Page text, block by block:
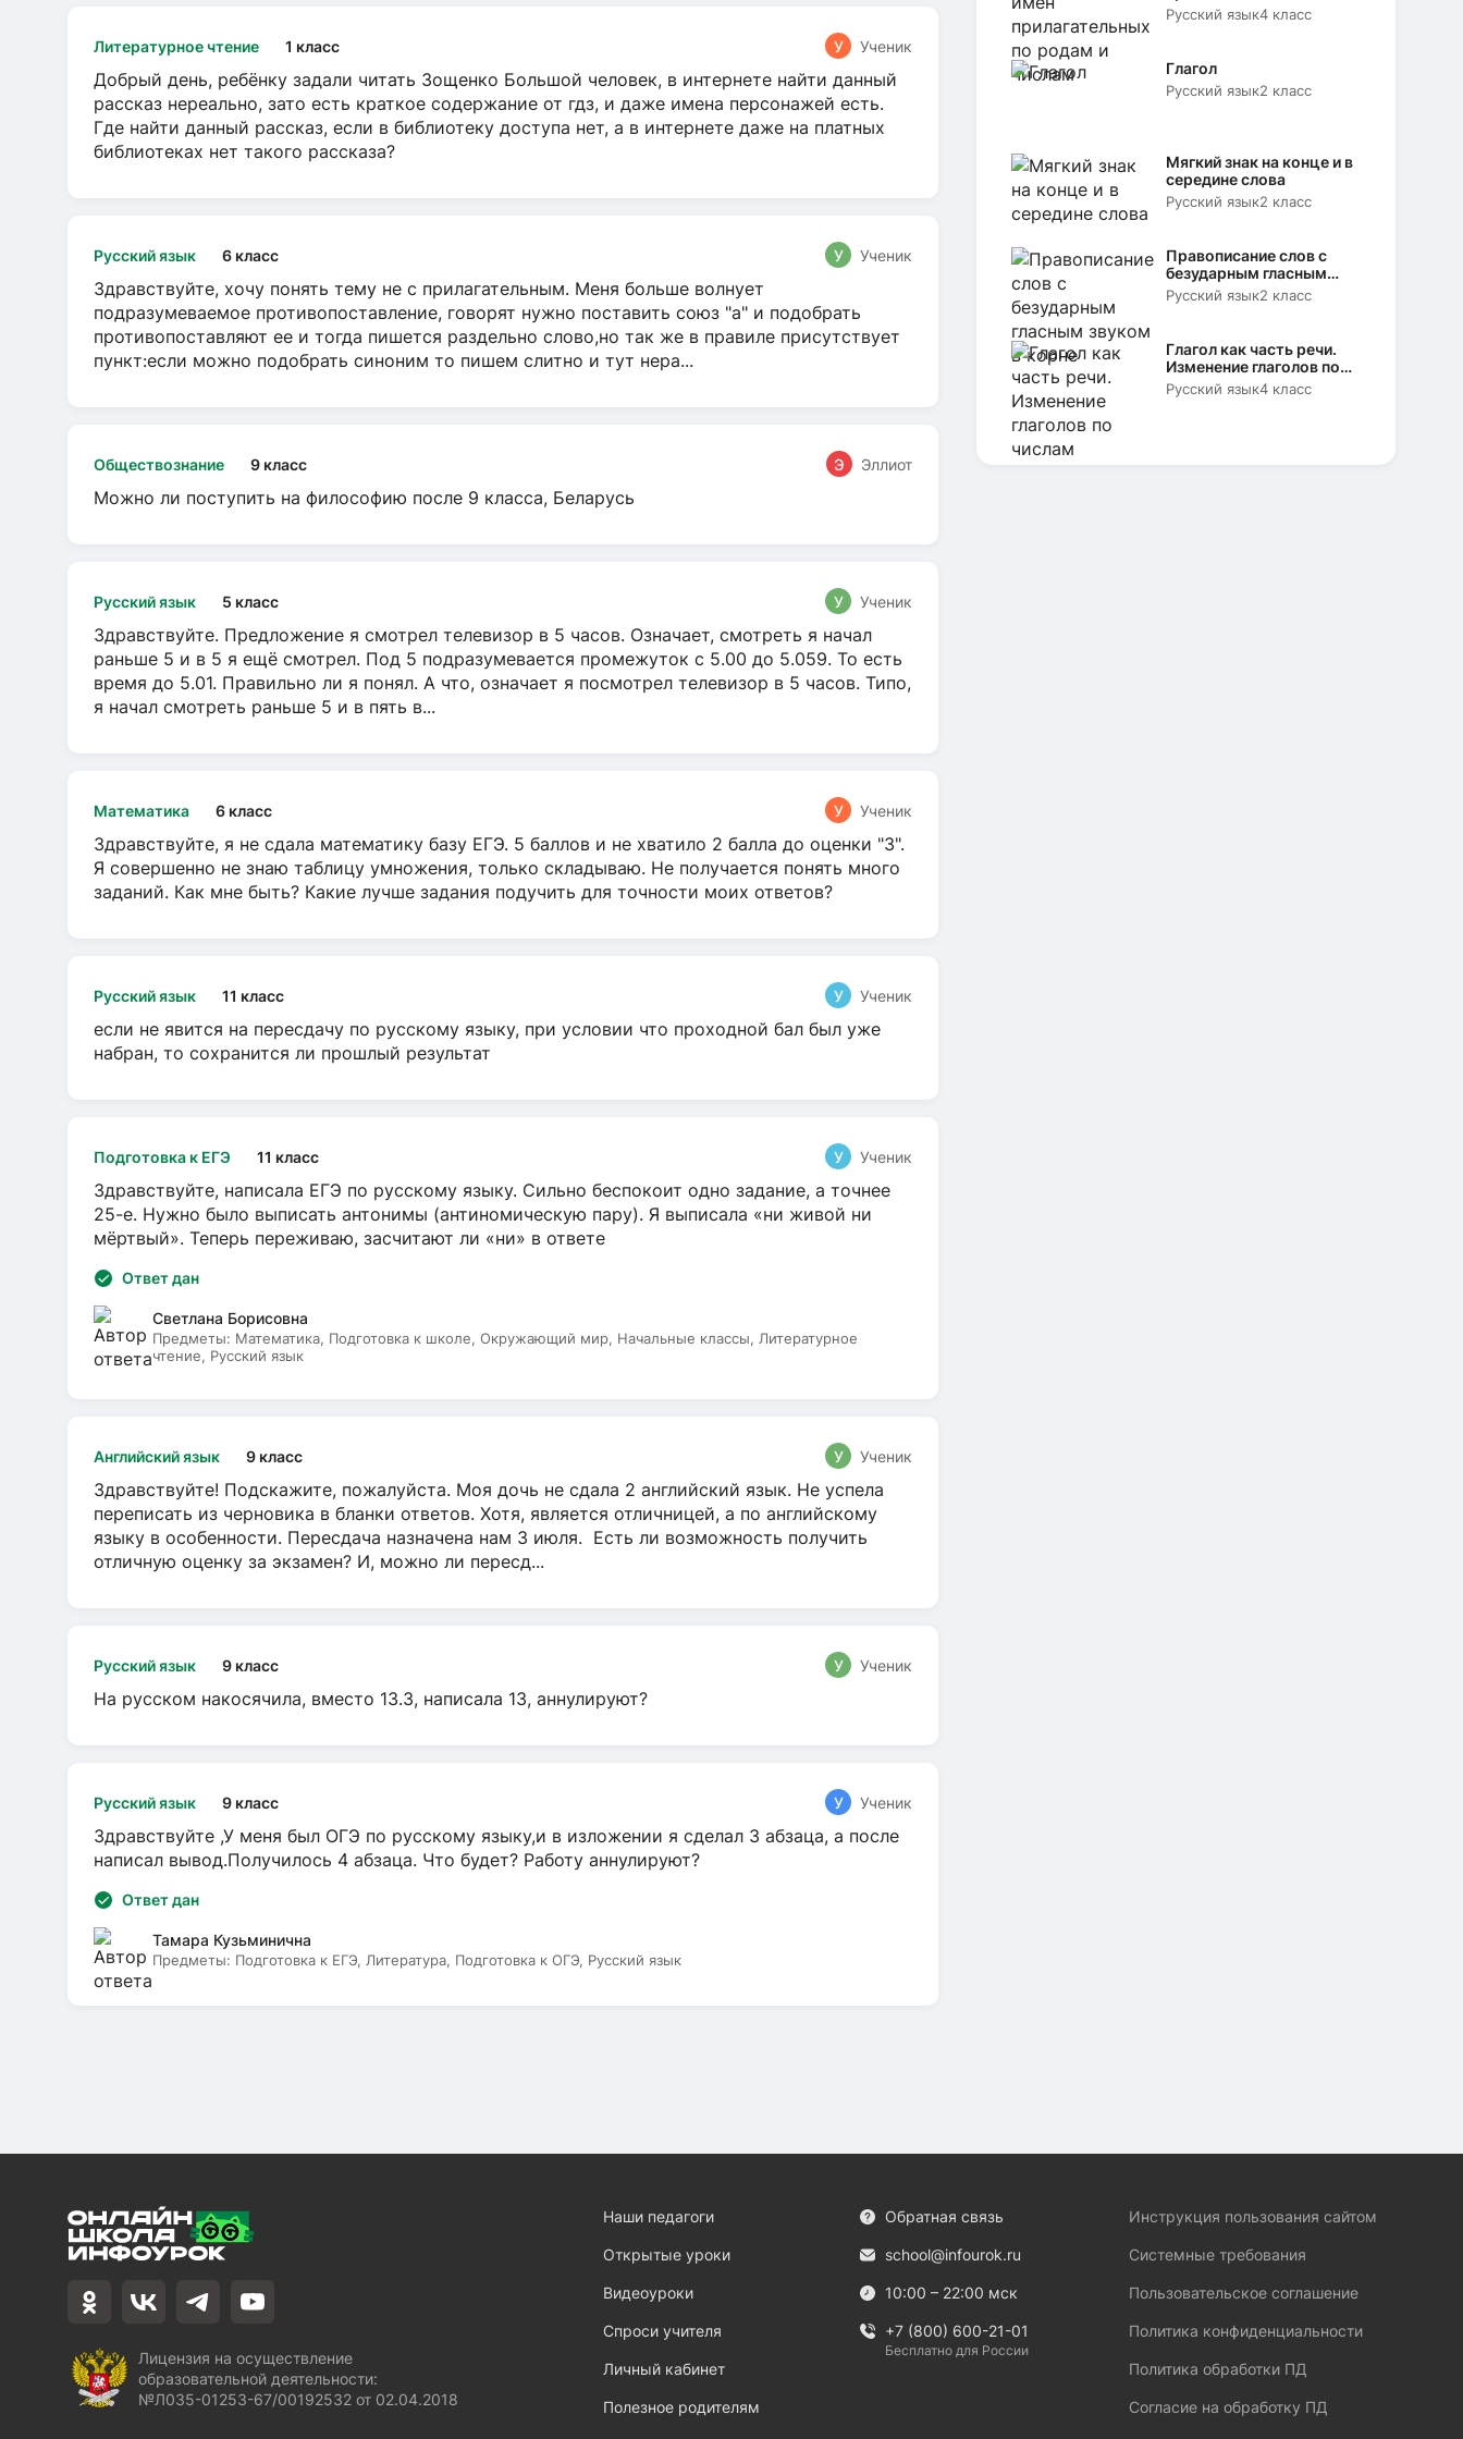
родам и числам
Русский язык4 класс
Глагол
Русский язык2 класс
Мягкий знак на конце и в
середине слова
Русский язык2 класс
Правописание слов с
безударным гласным
звуком в корне
Русский язык2 класс
Глагол как часть речи.
Изменение глаголов по
числам
Русский язык4 класс
Литературное чтение 1 класс У Ученик
Добрый день, ребёнку задали читать Зощенко Большой человек, в интернете найти данный
рассказ нереально, зато есть краткое содержание от гдз, и даже имена персонажей есть.
Где найти данный рассказ, если в библиотеку доступа нет, а в интернете даже на платных
библиотеках нет такого рассказа?
Русский язык 6 класс У Ученик
Здравствуйте, хочу понять тему не с прилагательным. Меня больше волнует
подразумеваемое противопоставление, говорят нужно поставить союз "а" и подобрать
противопоставляют ее и тогда пишется раздельно слово,но так же в правиле присутствует
пункт:если можно подобрать синоним то пишем слитно и тут нера...
Обществознание 9 класс Э Эллиот
Можно ли поступить на философию после 9 класса, Беларусь
Русский язык 5 класс У Ученик
Здравствуйте. Предложение я смотрел телевизор в 5 часов. Означает, смотреть я начал
раньше 5 и в 5 я ещё смотрел. Под 5 подразумевается промежуток с 5.00 до 5.059. То есть
время до 5.01. Правильно ли я понял. А что, означает я посмотрел телевизор в 5 часов. Типо,
я начал смотреть раньше 5 и в пять в...
Математика 6 класс У Ученик
Здравствуйте, я не сдала математику базу ЕГЭ. 5 баллов и не хватило 2 балла до оценки "3".
Я совершенно не знаю таблицу умножения, только складываю. Не получается понять много
заданий. Как мне быть? Какие лучше задания подучить для точности моих ответов?
Русский язык 11 класс У Ученик
если не явится на пересдачу по русскому языку, при условии что проходной бал был уже
набран, то сохранится ли прошлый результат
Подготовка к ЕГЭ 11 класс У Ученик
Здравствуйте, написала ЕГЭ по русскому языку. Сильно беспокоит одно задание, а точнее
25-е. Нужно было выписать антонимы (антиномическую пару). Я выписала «ни живой ни
мёртвый». Теперь переживаю, засчитают ли «ни» в ответе
Ответ дан
Светлана Борисовна
Предметы: Математика, Подготовка к школе, Окружающий мир, Начальные классы, Литературное
чтение, Русский язык
Английский язык 9 класс У Ученик
Здравствуйте! Подскажите, пожалуйста. Моя дочь не сдала 2 английский язык. Не успела
переписать из черновика в бланки ответов. Хотя, является отличницей, а по английскому
языку в особенности. Пересдача назначена нам 3 июля. Есть ли возможность получить
отличную оценку за экзамен? И, можно ли пересд...
Русский язык 9 класс У Ученик
На русском накосячила, вместо 13.3, написала 13, аннулируют?
Русский язык 9 класс У Ученик
Здравствуйте ,У меня был ОГЭ по русскому языку,и в изложении я сделал 3 абзаца, а после
написал вывод.Получилось 4 абзаца. Что будет? Работу аннулируют?
Ответ дан
Тамара Кузьминична
Предметы: Подготовка к ЕГЭ, Литература, Подготовка к ОГЭ, Русский язык
Лицензия на осуществление
образовательной деятельности:
№Л035-01253-67/00192532 от 02.04.2018
Наши педагоги
Открытые уроки
Видеоуроки
Спроси учителя
Личный кабинет
Полезное родителям
Обратная связь
school@infourok.ru
10:00 – 22:00 мск
+7 (800) 600-21-01
Бесплатно для России
Инструкция пользования сайтом
Системные требования
Пользовательское соглашение
Политика конфиденциальности
Политика обработки ПД
Согласие на обработку ПД